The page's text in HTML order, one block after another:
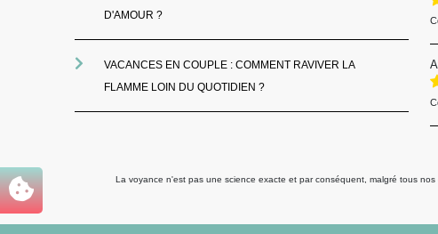
D'AMOUR ?
VACANCES EN COUPLE : COMMENT RAVIVER LA
FLAMME LOIN DU QUOTIDIEN ?
La voyance n'est pas une science exacte et par conséquent, malgré tous